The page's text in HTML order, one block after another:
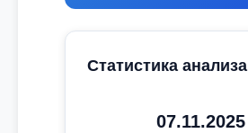
Статистика анализа
07.11.2025